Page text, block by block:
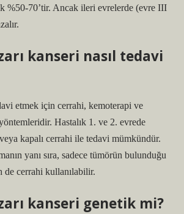
%50-70’tir. Ancak ileri evrelerde (evre III
kanseri nasıl tedavi
etmek için cerrahi, kemoterapi ve
Hastalık 1. ve 2. evrede
kapalı cerrahi ile tedavi mümkündür.
yanı sıra, sadece tümörün bulunduğu
de cerrahi kullanılabilir.
kanseri genetik mi?